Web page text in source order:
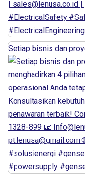
Setiap bisnis dan